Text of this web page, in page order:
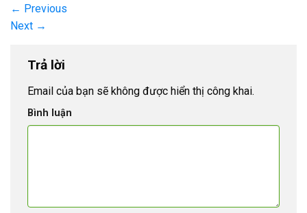
← Previous
Next →
Trả lời
Email của bạn sẽ không được hiển thị công khai.
Bình luận